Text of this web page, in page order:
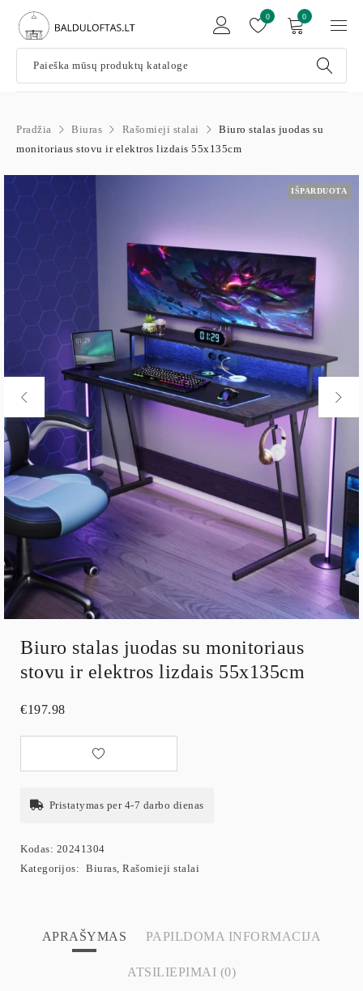
0
0
Pradžia Biuras Rašomieji stalai
Biuro stalas juodas su
monitoriaus stovu ir elektros lizdais 55x135cm
IŠPARDUOTA
Biuro stalas juodas su monitoriaus
stovu ir elektros lizdais 55x135cm
€197.98
Pristatymas per 4-7 darbo dienas
Kodas: 20241304
Kategorijos: Biuras Rašomieji stalai
APRAŠYMAS PAPILDOMA INFORMACIJA
ATSILIEPIMAI (0)